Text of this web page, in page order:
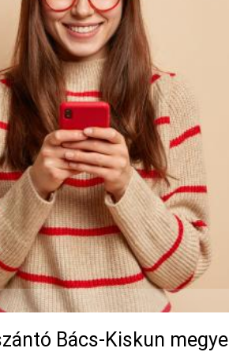
Bács-Kiskun megye